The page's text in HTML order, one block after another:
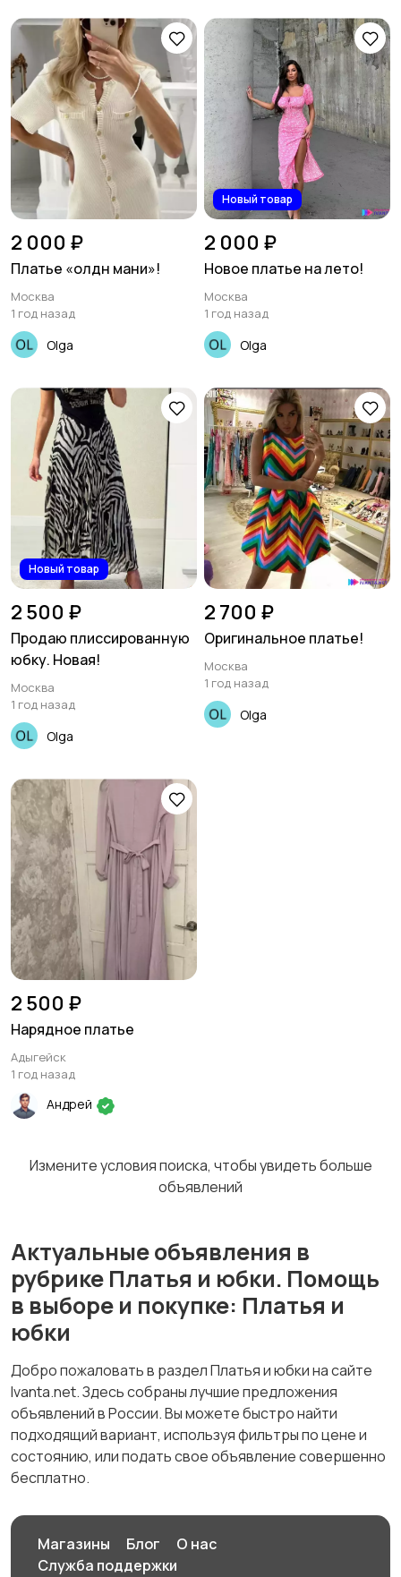
2 000 ₽
Платье «олдн мани»!
Москва
1 год назад
Olga
Новый товар
2 000 ₽
Новое платье на лето!
Москва
1 год назад
Olga
Новый товар
2 500 ₽
Продаю плиссированную
юбку. Новая!
Москва
1 год назад
Olga
2 700 ₽
Оригинальное платье!
Москва
1 год назад
Olga
2 500 ₽
Нарядное платье
Адыгейск
1 год назад
Андрей
Измените условия поиска, чтобы увидеть больше
объявлений
Актуальные объявления в
рубрике Платья и юбки. Помощь
в выборе и покупке: Платья и
юбки
Добро пожаловать в раздел Платья и юбки на сайте
Ivanta.net. Здесь собраны лучшие предложения
объявлений в России. Вы можете быстро найти
подходящий вариант, используя фильтры по цене и
состоянию, или подать свое объявление совершенно
бесплатно.
Магазины Блог
О нас
Служба поддержки